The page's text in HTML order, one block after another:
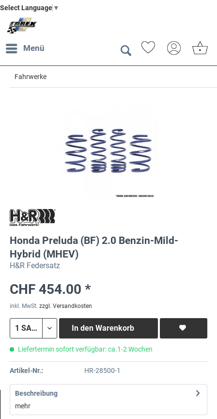
Select Language ▼
Menü
Fahrwerke
Honda Preluda (BF) 2.0 Benzin-Mild-
Hybrid (MHEV)
H&R Federsatz
CHF 454.00 *
inkl. MwSt. zzgl. Versandkosten
In den Warenkorb
Liefertermin sofort verfügbar: ca.1-2 Wochen
Artikel-Nr.: HR-28500-1
Beschreibung
mehr